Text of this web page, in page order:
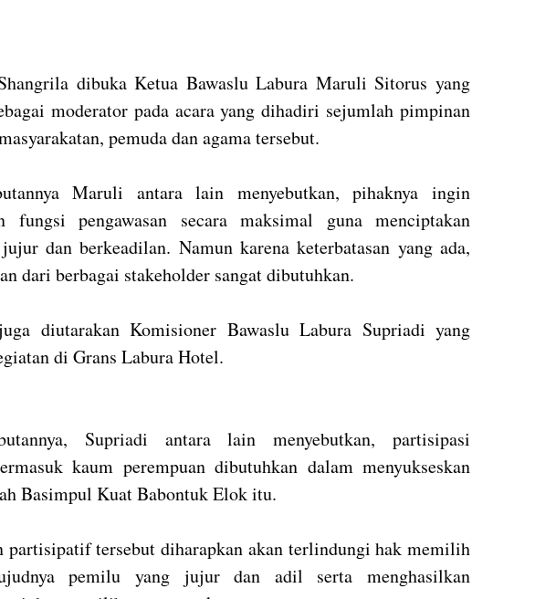
dibuka Ketua Bawaslu Labura Maruli Sitorus yang
moderator pada acara yang dihadiri sejumlah pimpinan
pemuda dan agama tersebut.
Maruli antara lain menyebutkan, pihaknya ingin
fungsi pengawasan secara maksimal guna menciptakan
dan berkeadilan. Namun karena keterbatasan yang ada,
dari berbagai stakeholder sangat dibutuhkan.
diutarakan Komisioner Bawaslu Labura Supriadi yang
di Grans Labura Hotel.
Supriadi antara lain menyebutkan, partisipasi
kaum perempuan dibutuhkan dalam menyukseskan
Basimpul Kuat Babontuk Elok itu.
partisipatif tersebut diharapkan akan terlindungi hak memilih
pemilu yang jujur dan adil serta menghasilkan